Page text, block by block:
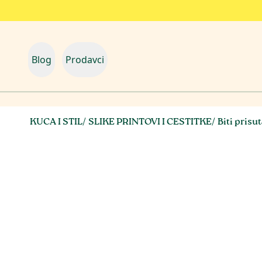
Blog Prodavci
KUCA I STIL/ SLIKE PRINTOVI I CESTITKE/Biti